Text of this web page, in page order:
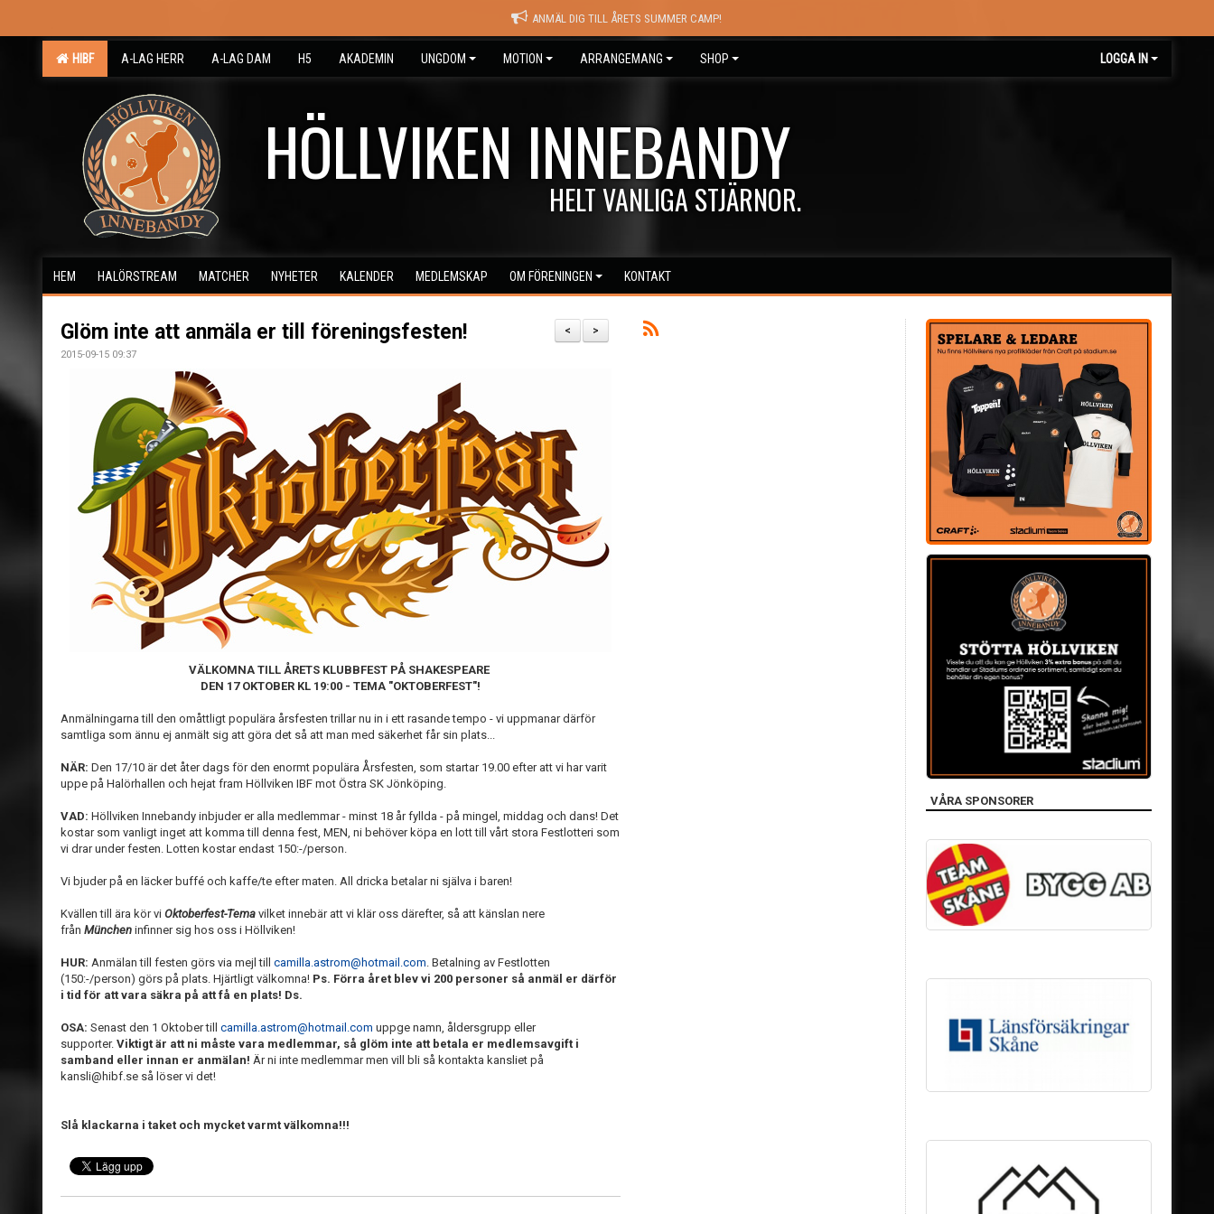
ANMÄL DIG TILL ÅRETS SUMMER CAMP!
HIBF A-LAG HERR A-LAG DAM H5 AKADEMIN UNGDOM MOTION ARRANGEMANG SHOP LOGGA IN
HÖLLVIKEN INNEBANDY
HELT VANLIGA STJÄRNOR.
HEM HALÖRSTREAM MATCHER NYHETER KALENDER MEDLEMSKAP OM FÖRENINGEN KONTAKT
>
<
Glöm inte att anmäla er till föreningsfesten!
2015-09-15 09:37
VÄLKOMNA TILL ÅRETS KLUBBFEST PÅ SHAKESPEARE
DEN 17 OKTOBER KL 19:00 - TEMA "OKTOBERFEST"!
Anmälningarna till den omåttligt populära årsfesten trillar nu in i ett rasande tempo - vi uppmanar därför
samtliga som ännu ej anmält sig att göra det så att man med säkerhet får sin plats...
NÄR: Den 17/10 är det åter dags för den enormt populära Årsfesten, som startar 19.00 efter att vi har varit
uppe på Halörhallen och hejat fram Höllviken IBF mot Östra SK Jönköping.
VAD: Höllviken Innebandy inbjuder er alla medlemmar - minst 18 år fyllda - på mingel, middag och dans! Det
kostar som vanligt inget att komma till denna fest, MEN, ni behöver köpa en lott till vårt stora Festlotteri som
vi drar under festen. Lotten kostar endast 150:-/person.
Vi bjuder på en läcker buffé och kaffe/te efter maten. All dricka betalar ni själva i baren!
Kvällen till ära kör vi Oktoberfest-Tema vilket innebär att vi klär oss därefter, så att känslan nere
från München infinner sig hos oss i Höllviken!
HUR: Anmälan till festen görs via mejl till camilla.astrom@hotmail.com. Betalning av Festlotten
(150:-/person) görs på plats. Hjärtligt välkomna! Ps. Förra året blev vi 200 personer så anmäl er därför
i tid för att vara säkra på att få en plats! Ds.
OSA: Senast den 1 Oktober till camilla.astrom@hotmail.com uppge namn, åldersgrupp eller
supporter. Viktigt är att ni måste vara medlemmar, så glöm inte att betala er medlemsavgift i
samband eller innan er anmälan! Är ni inte medlemmar men vill bli så kontakta kansliet på
kansli@hibf.se så löser vi det!
Slå klackarna i taket och mycket varmt välkomna!!!
VÅRA SPONSORER